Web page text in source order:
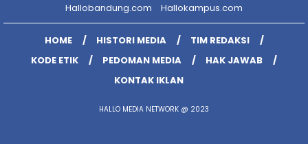
Hallobandung.com
Hallokampus.com
HOME HISTORI MEDIA
TIM REDAKSI
KODE ETIK
PEDOMAN MEDIA
HAK JAWAB
KONTAK IKLAN
HALLO MEDIA NETWORK @ 2023